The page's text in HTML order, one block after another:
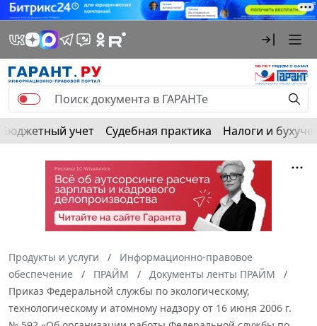
Бюджетный учет Судебная практика Налоги и
Продукты и услуги
Информационно-правовое
обеспечение
ПРАЙМ
Документы ленты ПРАЙМ
Приказ Федеральной службы по экологическому,
технологическому и атомному надзору от 16 июня 2006 г.